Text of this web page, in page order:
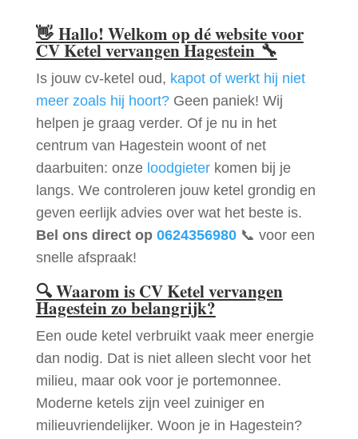
👋 Hallo! Welkom op dé website voor
CV Ketel vervangen Hagestein🔧
Is jouw cv-ketel oud, kapot of werkt hij niet
meer zoals hij hoort?Geen paniek! Wij
helpen je graag verder. Of je nu in het
centrum van Hagestein woont of net
daarbuiten: onze loodgieterkomen bij je
langs. We controleren jouw ketel grondig en
geven eerlijk advies over wat het beste is.
Bel ons direct op 0624356980📞 voor een
snelle afspraak!
🔍Waarom is CV Ketel vervangen
Hagestein zo belangrijk?
Een oude ketel verbruikt vaak meer energie
dan nodig. Dat is niet alleen slecht voor het
milieu, maar ook voor je portemonnee.
Moderne ketels zijn veel zuiniger en
milieuvriendelijker. Woon je in Hagestein?